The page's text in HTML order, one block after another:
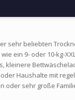
sehr beliebten
ein 9- oder 10-kg-
kleinere
Haushalte mit
oder sehr große